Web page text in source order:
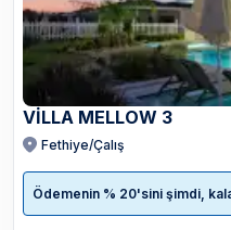
VİLLA MELLOW 3
Fethiye/Çalış
Ödemenin % 20'sini şimdi,